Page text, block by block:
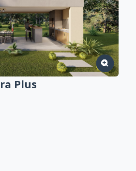
soluciones financieras
que se adaptan a su
y con ajuste de la CAC)
Plus